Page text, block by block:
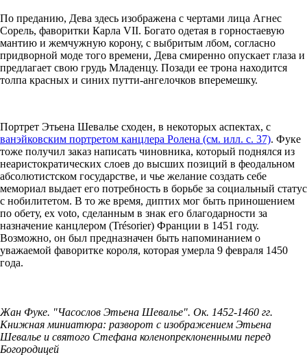
По преданию, Дева здесь изображена с чертами лица Агнес
Сорель, фаворитки Карла VII. Богато одетая в горностаевую
мантию и жемчужную корону, с выбритым лбом, согласно
придворной моде того времени, Дева смиренно опускает глаза и
предлагает свою грудь Младенцу. Позади ее трона находится
толпа красных и синих путти-ангелочков вперемешку.
Портрет Этьена Шевалье сходен, в некоторых аспектах, с
ванэйковским портретом канцлера Ролена (см. илл. с. 37). Фуке
тоже получил заказ написать чиновника, который поднялся из
неаристократических слоев до высших позиций в феодальном
абсолютистском государстве, и чье желание создать себе
мемориал выдает его потребность в борьбе за социальный статус
с нобилитетом. В то же время, диптих мог быть приношением
по обету, ex voto, сделанным в знак его благодарности за
назначение канцлером (Trésorier) Франции в 1451 году.
Возможно, он был предназначен быть напоминанием о
уважаемой фаворитке короля, которая умерла 9 февраля 1450
года.
Жан Фуке. "Часослов Этьена Шевалье". Ок. 1452-1460 гг.
Книжная миниатюра: разворот с изображением Этьена
Шевалье и святого Стефана коленопреклоненными перед
Богородицей